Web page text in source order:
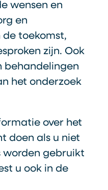
wensen en
en
de toekomst,
zijn. Ook
behandelingen
het onderzoek
over het
doen als u niet
gebruikt
u ook in de